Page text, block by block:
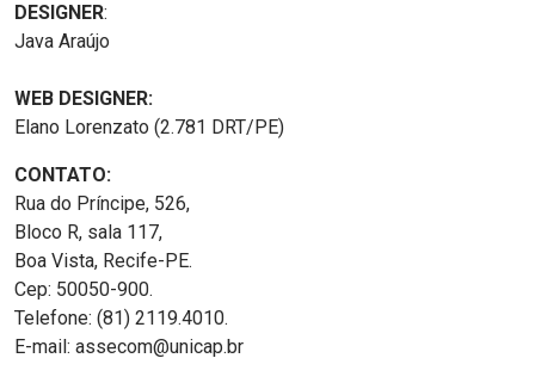
DESIGNER:
Java Araújo
WEB DESIGNER:
Elano Lorenzato (2.781 DRT/PE)
CONTATO:
Rua do Príncipe, 526,
Bloco R, sala 117,
Boa Vista, Recife-PE.
Cep: 50050-900.
Telefone: (81) 2119.4010.
E-mail: assecom@unicap.br